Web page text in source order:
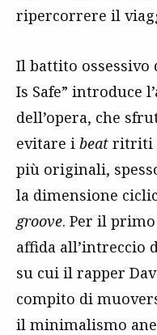
ripercorrere il
Il battito ossessivo
Is Safe” introduce
dell’opera, che
evitare i beat ritriti
più originali,
la dimensione
groove. Per il
affida all’intreccio
su cui il rapper
compito di
il minimalismo